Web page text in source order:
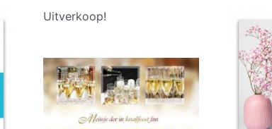
Uitverkoop!